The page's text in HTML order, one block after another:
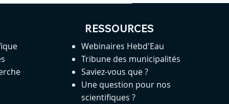
RESSOURCES
Webinaires Hebd'Eau
Tribune des municipalités
Saviez-vous que ?
Une question pour nos
scientifiques ?